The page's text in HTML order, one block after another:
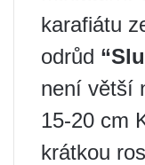
karafiátu
odrůd
není větší
15-20 cm
krátkou